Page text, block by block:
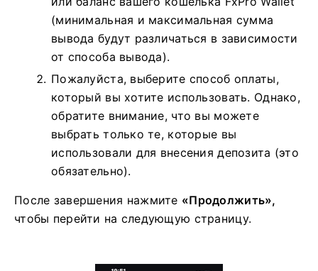
На следующей странице вам нужно будет:
Укажите в поле сумму денег, которую вы
хотите вывести (не менее 5,00 долларов
США и не более 15,999 долларов США)
или баланс вашего кошелька FxPro Wallet
(минимальная и максимальная сумма
вывода будут различаться в зависимости
от способа вывода).
Пожалуйста, выберите способ оплаты,
обратите внимание, что вы можете
выбрать только те, которые вы
обязательно).